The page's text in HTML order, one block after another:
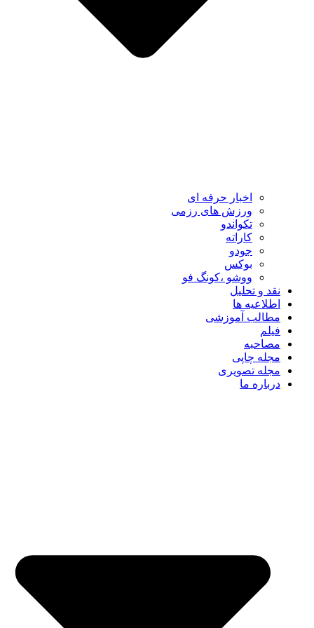
اخبار حرفه ای
ورزش های رزمی
تکواندو
کاراته
جودو
بوکس
ووشو ،کونگ فو
نقد و تحلیل
اطلاعیه ها
مطالب آموزشی
فیلم
مصاحبه
مجله چاپی
مجله تصویری
درباره ما